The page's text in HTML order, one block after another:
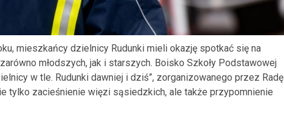
mieszkańcy dzielnicy Rudunki mieli okazję spotkać się na
młodszych, jak i starszych. Boisko Szkoły Podstawowej
w tle. Rudunki dawniej i dziś”, zorganizowanego przez Radę
tylko zacieśnienie więzi sąsiedzkich, ale także przypomnienie